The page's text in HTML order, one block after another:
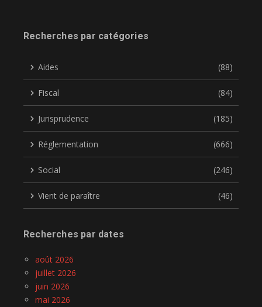
Recherches par catégories
Aides (88)
Fiscal (84)
Jurisprudence (185)
Réglementation (666)
Social (246)
Vient de paraître (46)
Recherches par dates
août 2026
juillet 2026
juin 2026
mai 2026